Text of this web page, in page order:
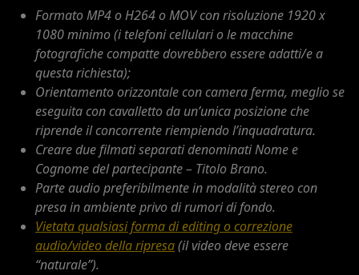
Formato MP4 o H264 o MOV con risoluzione 1920 x
1080 minimo (i telefoni cellulari o le macchine
fotografiche compatte dovrebbero essere adatti/e a
questa richiesta);
Orientamento orizzontale con camera ferma, meglio se
eseguita con cavalletto da un’unica posizione che
riprende il concorrente riempiendo l’inquadratura.
Creare due filmati separati denominati Nome e
Cognome del partecipante – Titolo Brano.
Parte audio preferibilmente in modalità stereo con
presa in ambiente privo di rumori di fondo.
Vietata qualsiasi forma di editing o correzione
audio/video della ripresa(il video deve essere
“naturale”).